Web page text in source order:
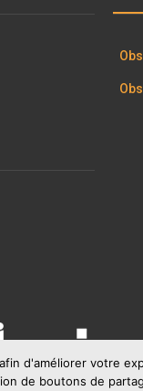
d'améliorer votre
de boutons de